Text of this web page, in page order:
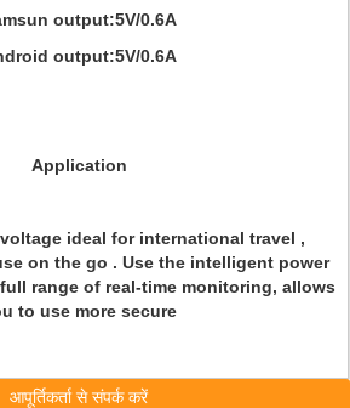
output:5V/0.6A
output:5V/0.6A
Application
ideal for international travel ,
on the go . Use the intelligent power
range of real-time monitoring, allows
to use more secure
आपूर्तिकर्ता से संपर्क करें